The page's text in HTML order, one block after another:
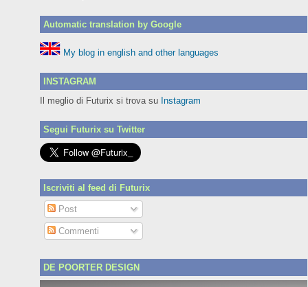
Automatic translation by Google
My blog in english and other languages
INSTAGRAM
Il meglio di Futurix si trova su Instagram
Segui Futurix su Twitter
Iscriviti al feed di Futurix
Post
Commenti
DE POORTER DESIGN